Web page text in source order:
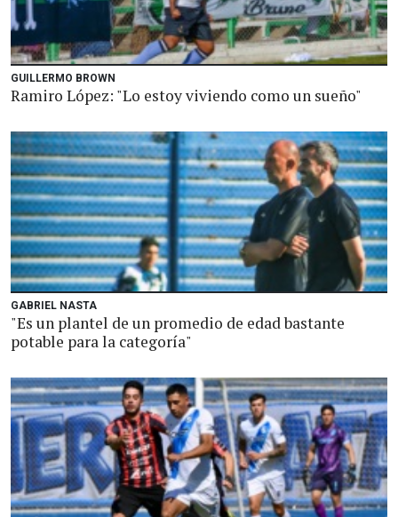
GUILLERMO BROWN
Ramiro López: "Lo estoy viviendo como un sueño"
GABRIEL NASTA
"Es un plantel de un promedio de edad bastante
potable para la categoría"